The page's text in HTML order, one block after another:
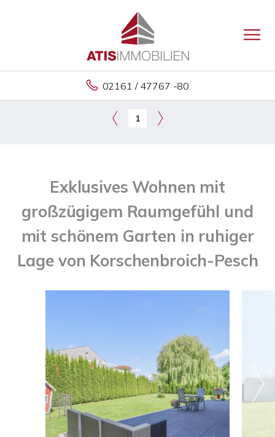
02161 / 47767 -80
1
Exklusives Wohnen mit
großzügigem Raumgefühl und
mit schönem Garten in ruhiger
Lage von Korschenbroich-Pesch